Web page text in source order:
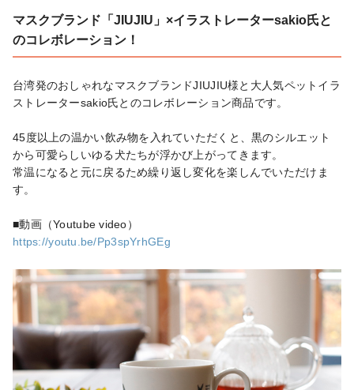
マスクブランド「JIUJIU」×イラストレーターsakio氏と
のコレボレーション！
台湾発のおしゃれなマスクブランドJIUJIU様と大人気ペットイラ
ストレーターsakio氏とのコレボレーション商品です。
45度以上の温かい飲み物を入れていただくと、黒のシルエット
から可愛らしいゆる犬たちが浮かび上がってきます。
常温になると元に戻るため繰り返し変化を楽しんでいただけま
す。
https://youtu.be/Pp3spYrhGEg